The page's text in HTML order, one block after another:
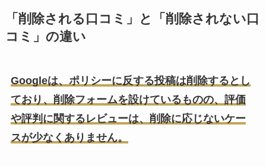
「削除される口コミ」と「削除されない口
コミ」の違い
Googleは、ポリシーに反する投稿は削除するとし
ており、削除フォームを設けているものの、評価
や評判に関するレビューは、削除に応じないケー
スが少なくありません。